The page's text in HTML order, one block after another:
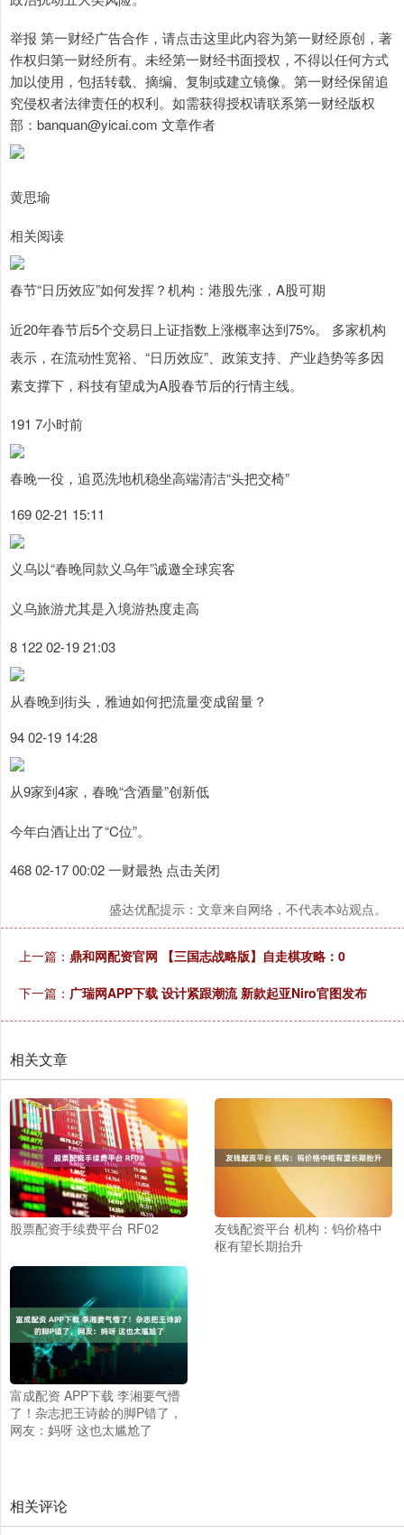
举报 第一财经广告合作，请点击这里此内容为第一财经原创，著
作权归第一财经所有。未经第一财经书面授权，不得以任何方式
加以使用，包括转载、摘编、复制或建立镜像。第一财经保留追
究侵权者法律责任的权利。如需获得授权请联系第一财经版权
部：banquan@yicai.com 文章作者
黄思瑜
相关阅读
春节“日历效应”如何发挥？机构：港股先涨，A股可期
近20年春节后5个交易日上证指数上涨概率达到75%。 多家机构
表示，在流动性宽裕、“日历效应”、政策支持、产业趋势等多因
素支撑下，科技有望成为A股春节后的行情主线。
191 7小时前
春晚一役，追觅洗地机稳坐高端清洁“头把交椅”
169 02-21 15:11
义乌以“春晚同款义乌年”诚邀全球宾客
义乌旅游尤其是入境游热度走高
8 122 02-19 21:03
从春晚到街头，雅迪如何把流量变成留量？
94 02-19 14:28
从9家到4家，春晚“含酒量”创新低
今年白酒让出了“C位”。
468 02-17 00:02 一财最热 点击关闭
盛达优配提示：文章来自网络，不代表本站观点。
上一篇： 鼎和网配资官网 【三国志战略版】自走棋攻略：0
下一篇： 广瑞网APP下载 设计紧跟潮流 新款起亚Niro官图发布
相关文章
股票配资手续费平台 RF02
友钱配资平台 机构：钨价格中
枢有望长期抬升
富成配资 APP下载 李湘要气懵
了！杂志把王诗龄的脚P错了，
网友：妈呀 这也太尴尬了
相关评论